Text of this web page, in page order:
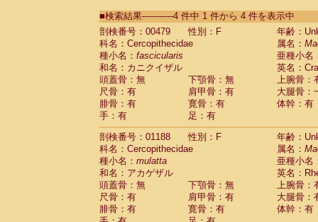
CebidaeSaguinus labiatus(0)
Cebidae Saguinus leucopus (0)
CebidaeSaguinus midas
CebidaeSaguinus mystax
CebidaeSaguinus nigricollis (1)
Cebidae Saguinus oedipus
Cebidae Saguinus weddelli
Cebidae Saguinusspp.
Cebidae Aotus trivirgatus
Cebidae Cebus albifrons
CebidaeCebus apella
Cebidae
CebidaeCebus nigrivittatus
Cebidae Cebusspp.(0)
Cebidae Saimiri boliviensis
Cebidae Saimiri sciureus
■検索結果-----------4 件中 1 件から 4 件を表示中
剖検番号：00479
性別：F
年齢：
科名：Cercopithecidae
属名：
種小名： fascicularis
亜種小名
和名：カニクイザル
英名：
頭蓋骨：無
下顎骨：無
上腕骨：
尺骨：有
肩甲骨：有
大腿骨：
腓骨：有
寛骨：有
体幹：有
手：有
足：有
剖検番号：01188
性別：F
年齢：
科名：Cercopithecidae
属名：
種小名： mulatta
亜種小名
和名：アカゲザル
英名：
頭蓋骨：無
下顎骨：無
上腕骨：
尺骨：有
肩甲骨：有
大腿骨：
腓骨：有
寛骨：有
体幹：有